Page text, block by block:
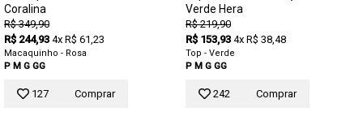
Coralina
R$ 349,90
R$ 244,93 4x R$ 61,23
Macaquinho - Rosa
P M G GG
127 Comprar
Verde Hera
R$ 219,90
R$ 153,93 4x R$ 38,48
Top - Verde
P M G GG
242 Comprar